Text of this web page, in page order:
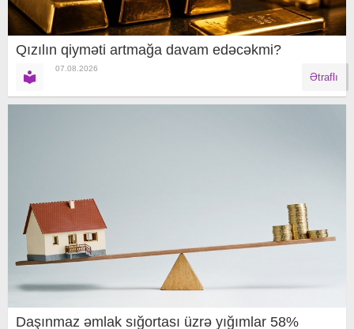
Qızılın qiyməti artmağa davam edəcəkmi?
07.08.2026
Ətraflı
Daşınmaz əmlak sığortası üzrə yığımlar 58%